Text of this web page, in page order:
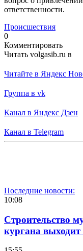
ответственности.
Происшествия
0
Комментировать
Читать volgasib.ru в
Читайте в Яндекс
Группа в vk
Канал в Яндекс Дзен
Канал в Telegram
Последние новости:
10:08
Строительство
кургана